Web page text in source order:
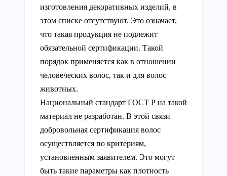
изготовления декоративных изделий, в
этом списке отсутствуют. Это означает,
что такая продукция не подлежит
обязательной сертификации. Такой
порядок применяется как в отношении
человеческих волос, так и для волос
животных.
Национальный стандарт ГОСТ Р на такой
материал не разработан. В этой связи
добровольная сертификация волос
осуществляется по критериям,
установленным заявителем. Это могут
быть такие параметры как плотность